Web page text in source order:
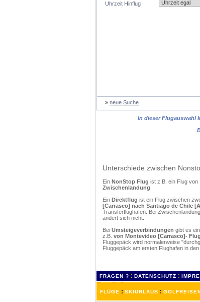
Uhrzeit Hinflug
» neue Suche
In dieser Flugauswahl
Unterschiede zwischen
Ein NonStop Flug ist z.B. ein Flug von
Zwischenlandung
Ein Direktflug ist ein Flug zwischen
[Carrasco] nach Santiago de Chile
Transferflughafen. Bei
ändert sich nicht.
Bei Umsteigeverbindungen gibt es
z.B. von Montevideo [Carrasco]-
Fluggepäck wird normalerweise
Fluggepäck am ersten Flughafen in
FRAGEN ? : DATENSCHUTZ :
FLÜGE : SKIURLAUB :